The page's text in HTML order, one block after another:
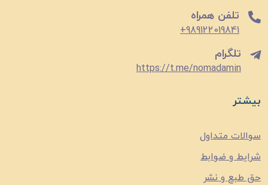
تلفن همراه
989122019841+
تلگرام
https://t.me/nomadamin
بیشتر
سوالات متداول
شرایط و ضوابط
حق طبع و نشر